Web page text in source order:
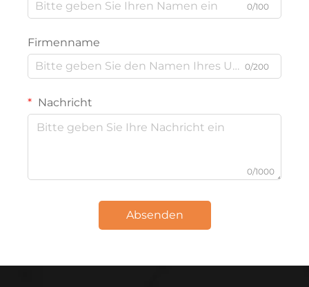
0/100
Firmenname
0/200
Nachricht
0/1000
Absenden